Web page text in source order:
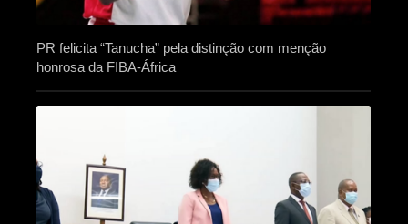
PR felicita “Tanucha” pela distinção com menção
honrosa da FIBA-África